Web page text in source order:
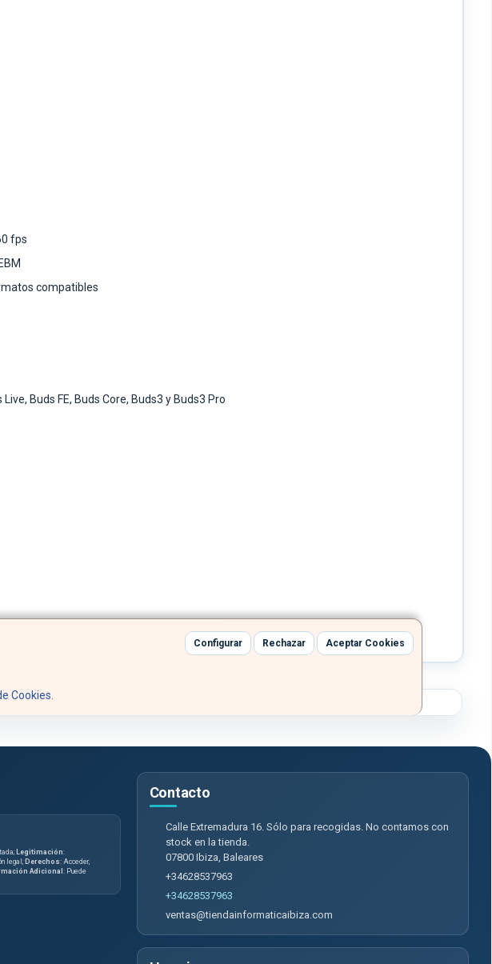
fps
compatibles
Buds FE, Buds Core, Buds3 y Buds3 Pro
Configurar Rechazar Aceptar Cookies
Cookies
Legitimación:
legal; Derechos: Acceder,
Adicional : Puede
Contacto
Calle Extremadura 16. Sólo para recogidas. No contamos con
stock en la tienda.
07800 Ibiza, Baleares
+34628537963
+34628537963
ventas@tiendainformaticaibiza.com